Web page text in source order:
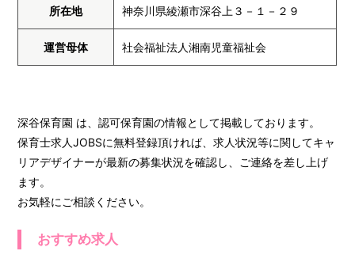
所在地 神奈川県綾瀬市深谷上３－１－２９
運営母体 社会福祉法人湘南児童福祉会
深谷保育園 は、認可保育園の情報として掲載しております。
保育士求人JOBSに無料登録頂ければ、求人状況等に関してキャ
リアデザイナーが最新の募集状況を確認し、ご連絡を差し上げ
ます。
お気軽にご相談ください。
おすすめ求人